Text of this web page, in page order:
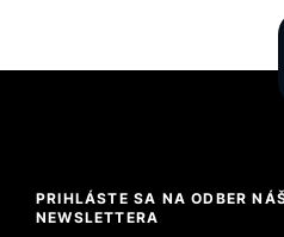
PRIHLÁSTE SA NA ODBER
NEWSLETTERA